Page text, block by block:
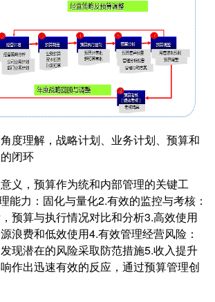
度理解，战略计划、业务计划、预算和
闭环
义，预算作为统和内部管理的关键工
能力：固化与量化2.有效的监控与考核：
预算与执行情况对比和分析3.高效使用
浪费和低效使用4.有效管理经营风险：
现潜在的风险采取防范措施5.收入提升
作出迅速有效的反应，通过预算管理创